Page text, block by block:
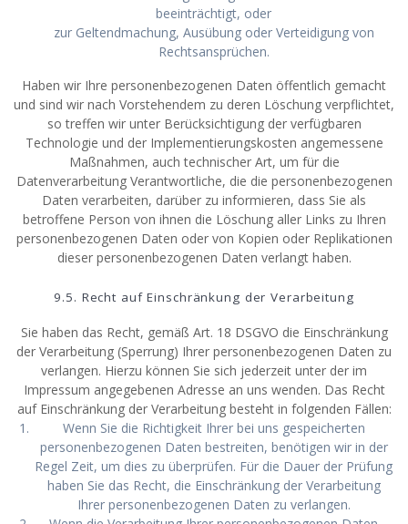
beeinträchtigt, oder
zur Geltendmachung, Ausübung oder Verteidigung von
Rechtsansprüchen.
Haben wir Ihre personenbezogenen Daten öffentlich gemacht
und sind wir nach Vorstehendem zu deren Löschung verpflichtet,
so treffen wir unter Berücksichtigung der verfügbaren
Technologie und der Implementierungskosten angemessene
Maßnahmen, auch technischer Art, um für die
Datenverarbeitung Verantwortliche, die die personenbezogenen
Daten verarbeiten, darüber zu informieren, dass Sie als
betroffene Person von ihnen die Löschung aller Links zu Ihren
personenbezogenen Daten oder von Kopien oder Replikationen
dieser personenbezogenen Daten verlangt haben.
9.5. Recht auf Einschränkung der Verarbeitung
Sie haben das Recht, gemäß Art. 18 DSGVO die Einschränkung
der Verarbeitung (Sperrung) Ihrer personenbezogenen Daten zu
verlangen. Hierzu können Sie sich jederzeit unter der im
Impressum angegebenen Adresse an uns wenden. Das Recht
auf Einschränkung der Verarbeitung besteht in folgenden Fällen:
Wenn Sie die Richtigkeit Ihrer bei uns gespeicherten
personenbezogenen Daten bestreiten, benötigen wir in der
Regel Zeit, um dies zu überprüfen. Für die Dauer der Prüfung
haben Sie das Recht, die Einschränkung der Verarbeitung
Ihrer personenbezogenen Daten zu verlangen.